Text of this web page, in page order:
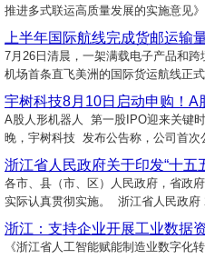
推进多式联运高质量发展的实施意见
上半年国际航线完成货邮运输
7月26日清晨，一架满载电子产品和
机场首条直飞美洲的国际货运航线
宇树科技8月10日启动申购！A
A股人形机器人 第一股IPO迎来关键
晚，宇树科技 发布公告称，公司首
浙江省人民政府关于印发“十五
各市、县（市、区）人民政府，省政
实际认真贯彻实施。 浙江省人民政府
浙江：支持企业开展工业数据
《浙江省人工智能赋能制造业数字